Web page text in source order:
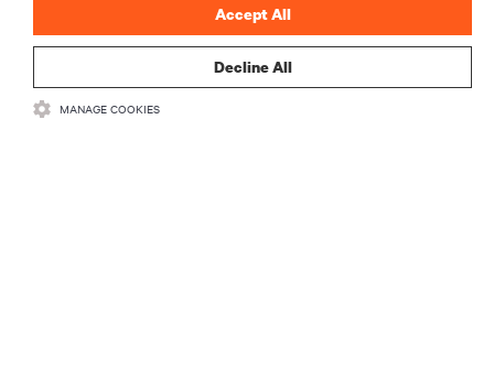
Decline All
Accept All
MANAGE COOKIES